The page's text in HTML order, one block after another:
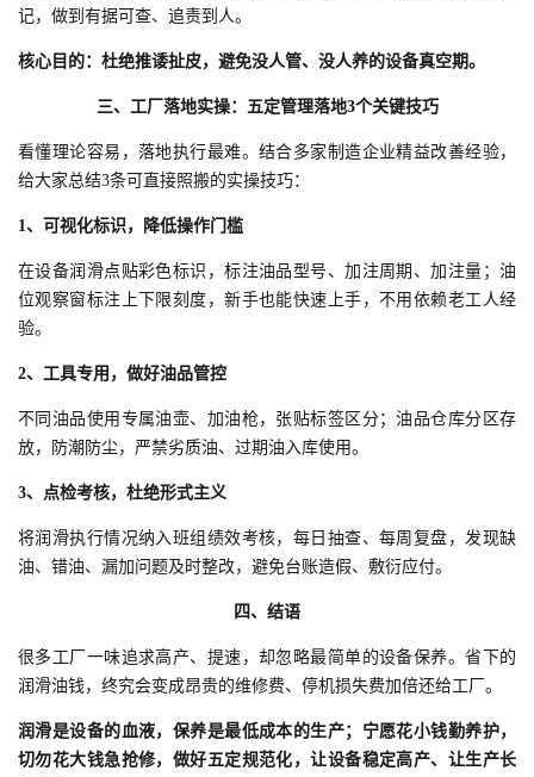
记，做到有据可查、追责到人。
核心目的：杜绝推诿扯皮，避免没人管、没人养的设备真空期。
三、 工厂落地实操：五定管理落地3个关键技巧
看懂理论容易，落地执行最难。结合多家制造企业精益改善经验，
给大家总结3条可直接照搬的实操技巧：
1、可视化标识，降低操作门槛
在设备润滑点贴彩色标识，标注油品型号、加注周期、加注量；油
位观察窗标注上下限刻度，新手也能快速上手，不用依赖老工人经
验。
2、工具专用，做好油品管控
不同油品使用专属油壶、加油枪，张贴标签区分；油品仓库分区存
放，防潮防尘，严禁劣质油、过期油入库使用。
3、点检考核，杜绝形式主义
将润滑执行情况纳入班组绩效考核，每日抽查、每周复盘，发现缺
油、错油、漏加问题及时整改，避免台账造假、敷衍应付。
四、 结语
很多工厂一味追求高产、提速，却忽略最简单的设备保养。省下的
润滑油钱，终究会变成昂贵的维修费、停机损失费加倍还给工厂。
润滑是设备的血液，保养是最低成本的生产；宁愿花小钱勤养护，
切勿花大钱急抢修，做好五定规范化，让设备稳定高产、让生产长